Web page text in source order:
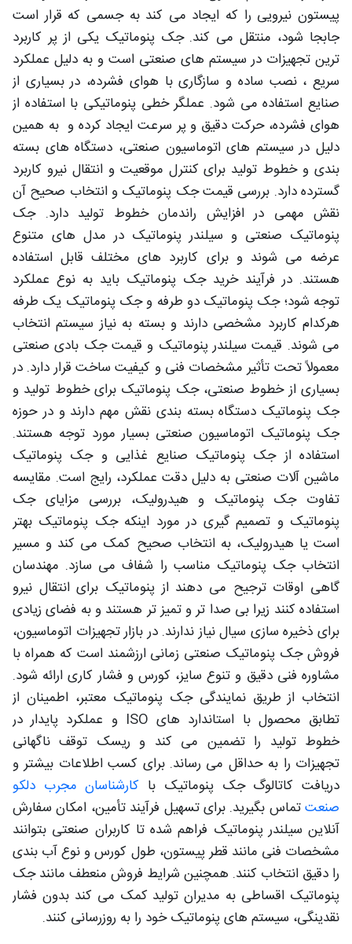
پیستون نیرویی را که ایجاد می کند به جسمی که قرار است
جابجا شود، منتقل می کند. جک پنوماتیک یکی از پر کاربرد
ترین تجهیزات در سیستم های صنعتی است و به دلیل عملکرد
سریع ، نصب ساده و سازگاری با هوای فشرده، در بسیاری از
صنایع استفاده می شود. عملگر خطی پنوماتیکی با استفاده از
هوای فشرده، حرکت دقیق و پر سرعت ایجاد کرده و به همین
دلیل در سیستم های اتوماسیون صنعتی، دستگاه های بسته
بندی و خطوط تولید برای کنترل موقعیت و انتقال نیرو کاربرد
گسترده دارد. بررسی قیمت جک پنوماتیک و انتخاب صحیح آن
نقش مهمی در افزایش راندمان خطوط تولید دارد. جک
پنوماتیک صنعتی و سیلندر پنوماتیک در مدل های متنوع
عرضه می شوند و برای کاربرد های مختلف قابل استفاده
هستند. در فرآیند خرید جک پنوماتیک باید به نوع عملکرد
توجه شود؛ جک پنوماتیک دو طرفه و جک پنوماتیک یک طرفه
هرکدام کاربرد مشخصی دارند و بسته به نیاز سیستم انتخاب
می شوند. قیمت سیلندر پنوماتیک و قیمت جک بادی صنعتی
معمولاً تحت تأثیر مشخصات فنی و کیفیت ساخت قرار دارد. در
بسیاری از خطوط صنعتی، جک پنوماتیک برای خطوط تولید و
جک پنوماتیک دستگاه بسته بندی نقش مهم دارند و در حوزه
جک پنوماتیک اتوماسیون صنعتی بسیار مورد توجه هستند.
استفاده از جک پنوماتیک صنایع غذایی و جک پنوماتیک
ماشین آلات صنعتی به دلیل دقت عملکرد، رایج است. مقایسه
تفاوت جک پنوماتیک و هیدرولیک، بررسی مزایای جک
پنوماتیک و تصمیم گیری در مورد اینکه جک پنوماتیک بهتر
است یا هیدرولیک، به انتخاب صحیح کمک می کند و مسیر
انتخاب جک پنوماتیک مناسب را شفاف می سازد. مهندسان
گاهی اوقات ترجیح می دهند از پنوماتیک برای انتقال نیرو
استفاده کنند زیرا بی صدا تر و تمیز تر هستند و به فضای زیادی
برای ذخیره سازی سیال نیاز ندارند. در بازار تجهیزات اتوماسیون،
فروش جک پنوماتیک صنعتی زمانی ارزشمند است که همراه با
مشاوره فنی دقیق و تنوع سایز، کورس و فشار کاری ارائه شود.
انتخاب از طریق نمایندگی جک پنوماتیک معتبر، اطمینان از
تطابق محصول با استاندارد های ISO و عملکرد پایدار در
خطوط تولید را تضمین می کند و ریسک توقف ناگهانی
تجهیزات را به حداقل می رساند. برای کسب اطلاعات بیشتر و
دریافت کاتالوگ جک پنوماتیک با کارشناسان مجرب دلکو
صنعتتماس بگیرید. برای تسهیل فرآیند تأمین، امکان سفارش
آنلاین سیلندر پنوماتیک فراهم شده تا کاربران صنعتی بتوانند
مشخصات فنی مانند قطر پیستون، طول کورس و نوع آب بندی
را دقیق انتخاب کنند. همچنین شرایط فروش منعطف مانند جک
پنوماتیک اقساطی به مدیران تولید کمک می کند بدون فشار
نقدینگی، سیستم های پنوماتیک خود را به روزرسانی کنند.